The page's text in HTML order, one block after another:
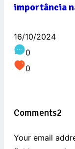
importância
16/10/2024
0
0
Comments2
Your email